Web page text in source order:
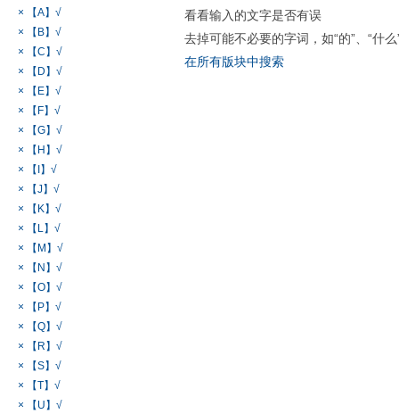
× 【A】√
× 【B】√
× 【C】√
× 【D】√
× 【E】√
× 【F】√
× 【G】√
× 【H】√
× 【I】√
× 【J】√
× 【K】√
× 【L】√
× 【M】√
× 【N】√
× 【O】√
× 【P】√
× 【Q】√
× 【R】√
× 【S】√
× 【T】√
× 【U】√
看看输入的文字是否有误
去掉可能不必要的字词，如“的”、“什么
在所有版块中搜索